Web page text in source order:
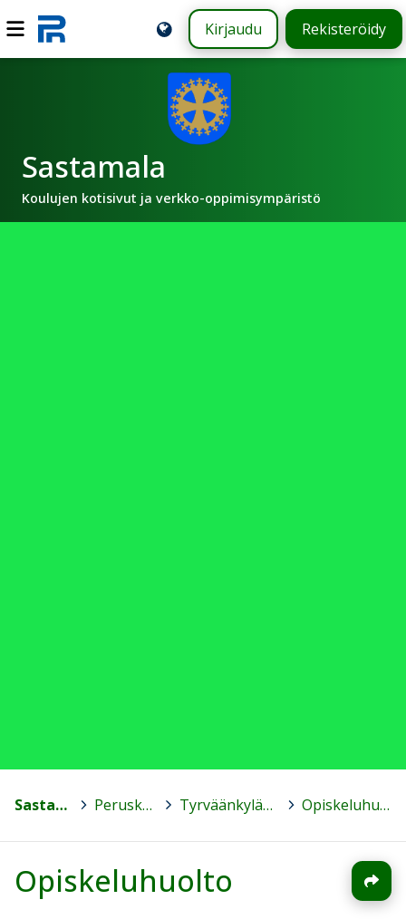
Kirjaudu Rekisteröidy
Sastamala
Koulujen kotisivut ja verkko-oppimisympäristö
Sastamala > Peruskoulut > Tyrväänkylän koulu > Opiskeluhuolto
Opiskeluhuolto